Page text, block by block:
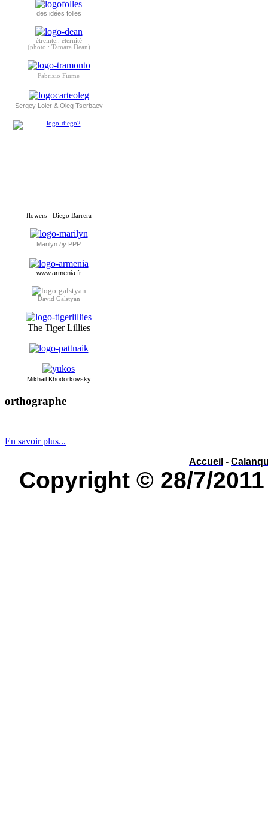
des idées folles
étreinte.. éternité
(photo : Tamara Dean)
Fabrizio Fiume
Sergey Loier & Oleg Tserbaev
flowers - Diego Barrera
Marilyn by PPP
www.armenia.fr
David Galstyan
The Tiger Lillies
Mikhail Khodorkovsky
orthographe
En savoir plus...
Accueil -
Copyright © 28/7/